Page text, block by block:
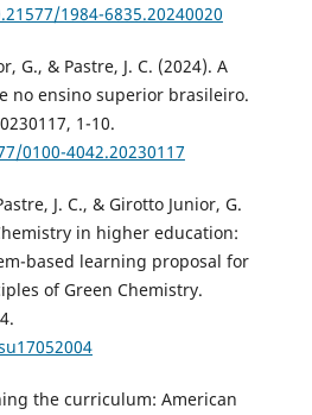
1984-6835.20240020
G., & Pastre, J. C. (2024). A
no ensino superior brasileiro.
1-10.
0100-4042.20230117
J. C., & Girotto Junior, G.
in higher education:
based learning proposal for
of Green Chemistry.
the curriculum: American